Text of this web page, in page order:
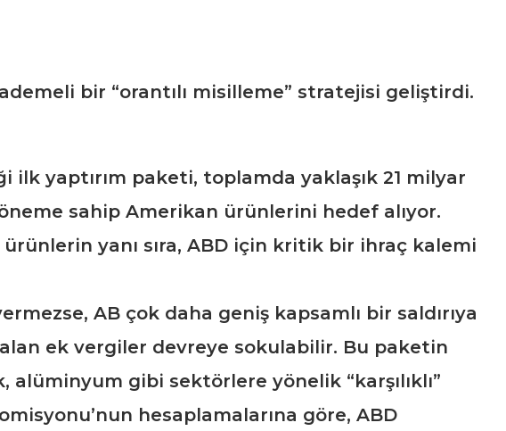
bir “orantılı misilleme” stratejisi geliştirdi.
ilk yaptırım paketi, toplamda yaklaşık 21 milyar
sahip Amerikan ürünlerini hedef alıyor.
yanı sıra, ABD için kritik bir ihraç kalemi
AB çok daha geniş kapsamlı bir saldırıya
ek vergiler devreye sokulabilir. Bu paketin
gibi sektörlere yönelik “karşılıklı”
hesaplamalarına göre, ABD